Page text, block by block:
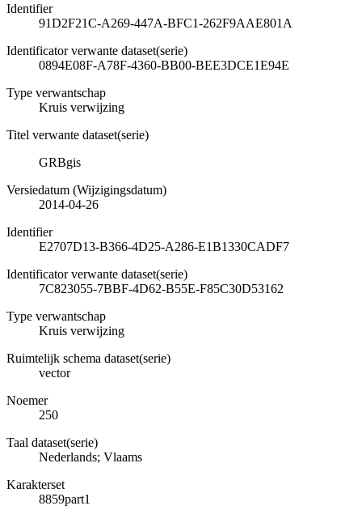
Identifier
91D2F21C-A269-447A-BFC1-262F9AAE801A
Identificator verwante dataset(serie)
0894E08F-A78F-4360-BB00-BEE3DCE1E94E
Type verwantschap
Kruis verwijzing
Titel verwante dataset(serie)
GRBgis
Versiedatum (Wijzigingsdatum)
2014-04-26
Identifier
E2707D13-B366-4D25-A286-E1B1330CADF7
Identificator verwante dataset(serie)
7C823055-7BBF-4D62-B55E-F85C30D53162
Type verwantschap
Kruis verwijzing
Ruimtelijk schema dataset(serie)
vector
Noemer
250
Taal dataset(serie)
Nederlands; Vlaams
Karakterset
8859part1